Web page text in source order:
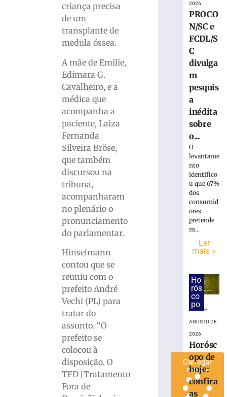
criança precisa
de um
transplante de
medula óssea.
A mãe de Emilie,
Edimara G.
Cavalheiro, e a
médica que
acompanha a
paciente, Laiza
Fernanda
Silveira Bröse,
que também
discursou na
tribuna,
acompanharam
no plenário o
pronunciamento
do parlamentar.
Hinselmann
contou que se
reuniu com o
prefeito André
Vechi (PL) para
tratar do
assunto. “O
prefeito se
colocou à
disposição. O
TFD [Tratamento
Fora de
estrutura
Brusque
Município
litoral
indenizará
jovem
perdeu
testículo
diagnóstico
Carregar
mais »
2026
PROCO
N/SC e
FCDL/S
C
divulga
m
pesquis
a
inédita
sobre
o...
O
levantame
nto
identifico
u que 67%
dos
consumid
ores
pretende
m...
Ler
mais »
Ho
rós
co
po
6 DE
AGOSTO DE
2026
Horósc
opo de
hoje:
confira
as